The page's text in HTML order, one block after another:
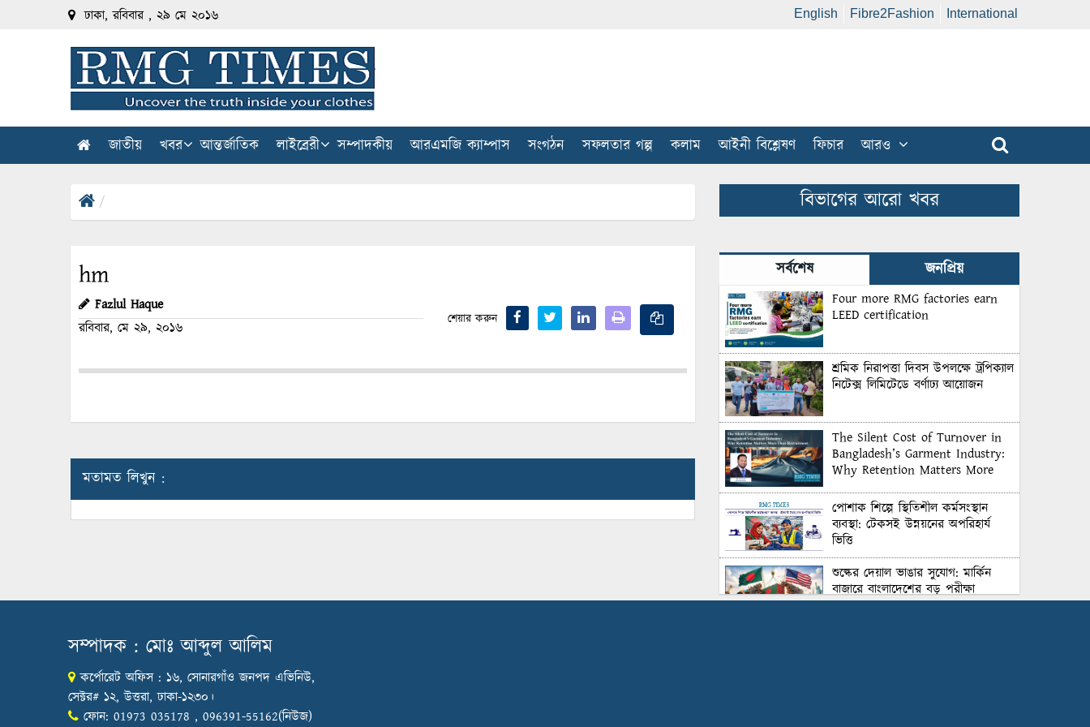
ঢাকা, রবিবার , ২৯ মে ২০১৬ English Fibre2Fashion International
জাতীয় খবর আন্তর্জাতিক লাইব্রেরী সম্পাদকীয় আরএমজি ক্যাম্পাস সংগঠন সফলতার গল্প কলাম আইনী বিশ্লেষণ ফিচার আরও
hm
Fazlul Haque
রবিবার, মে ২৯, ২০১৬
শেয়ার করুন
মতামত লিখুন :
বিভাগের আরো খবর
সর্বশেষ জনপ্রিয়
Four more RMG factories earn
LEED certification
শ্রমিক নিরাপত্তা দিবস উপলক্ষে ট্রপিক্যাল
নিটেক্স লিমিটেডে বর্ণাঢ্য আয়োজন
The Silent Cost of Turnover in
Bangladesh’s Garment Industry:
Why Retention Matters More
পোশাক শিল্পে স্থিতিশীল কর্মসংস্থান
ব্যবস্থা: টেকসই উন্নয়নের অপরিহার্য
ভিত্তি
শুল্কের দেয়াল ভাঙার সুযোগ: মার্কিন
বাজারে বাংলাদেশের বড় পরীক্ষা
সম্পাদক : মোঃ আব্দুল আলিম
কর্পোরেট অফিস : ১৬, সোনারগাঁও জনপদ এভিনিউ,
সেক্টর# ১২, উত্তরা, ঢাকা-১২৩০।
ফোন: 01973 035178 , 096391-55162(নিউজ)